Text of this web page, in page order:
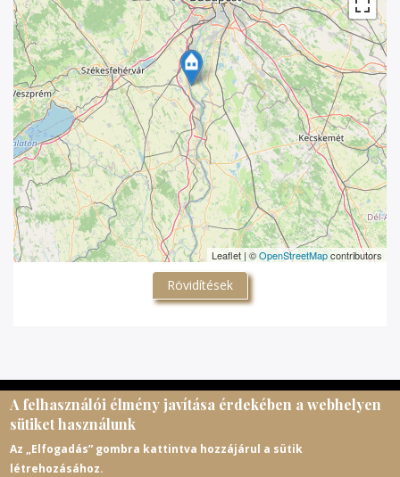
Leaflet | ©OpenStreetMapcontributors
Rövidítések
© Magyar Egyházi Levéltárosok Egyesülete, 2026.
A felhasználói élmény javítása érdekében a webhelyen
sütiket használunk
Az „Elfogadás” gombra kattintva hozzájárul a sütik
létrehozásához.